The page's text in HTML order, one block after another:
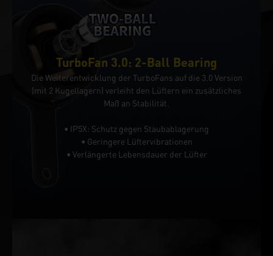
TurboFan 3.0: 2-Ball Bearing
Die Weiterentwicklung der TurboFans auf die 3.0 Version
(mit 2 Kugellagern) verleiht den Lüftern ein zusätzliches
Maß an Stabilität.
• IP5X: Schutz gegen Staubablagerung
• Geringere Lüftervibrationen
• Verlängerte Lebensdauer der Lüfter